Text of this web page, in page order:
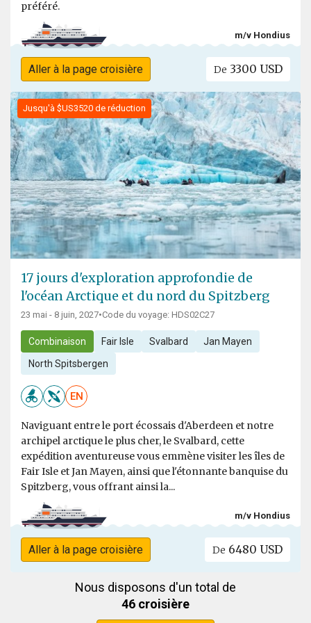
préféré.
m/v Hondius
Aller à la page croisière De 3300 USD
Jusqu'à $US3520 de réduction
17 jours d'exploration approfondie de
l'océan Arctique et du nord du Spitzberg
23 mai - 8 juin, 2027•Code du voyage: HDS02C27
Combinaison Fair Isle Svalbard Jan Mayen
North Spitsbergen
EN
Naviguant entre le port écossais d'Aberdeen et notre
archipel arctique le plus cher, le Svalbard, cette
expédition aventureuse vous emmène visiter les îles de
Fair Isle et Jan Mayen, ainsi que l'étonnante banquise du
Spitzberg, vous offrant ainsi la...
m/v Hondius
Aller à la page croisière De 6480 USD
Nous disposons d'un total de
46 croisière